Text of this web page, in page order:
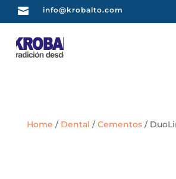
 info@krobalto.com
Home / Dental /Cementos/